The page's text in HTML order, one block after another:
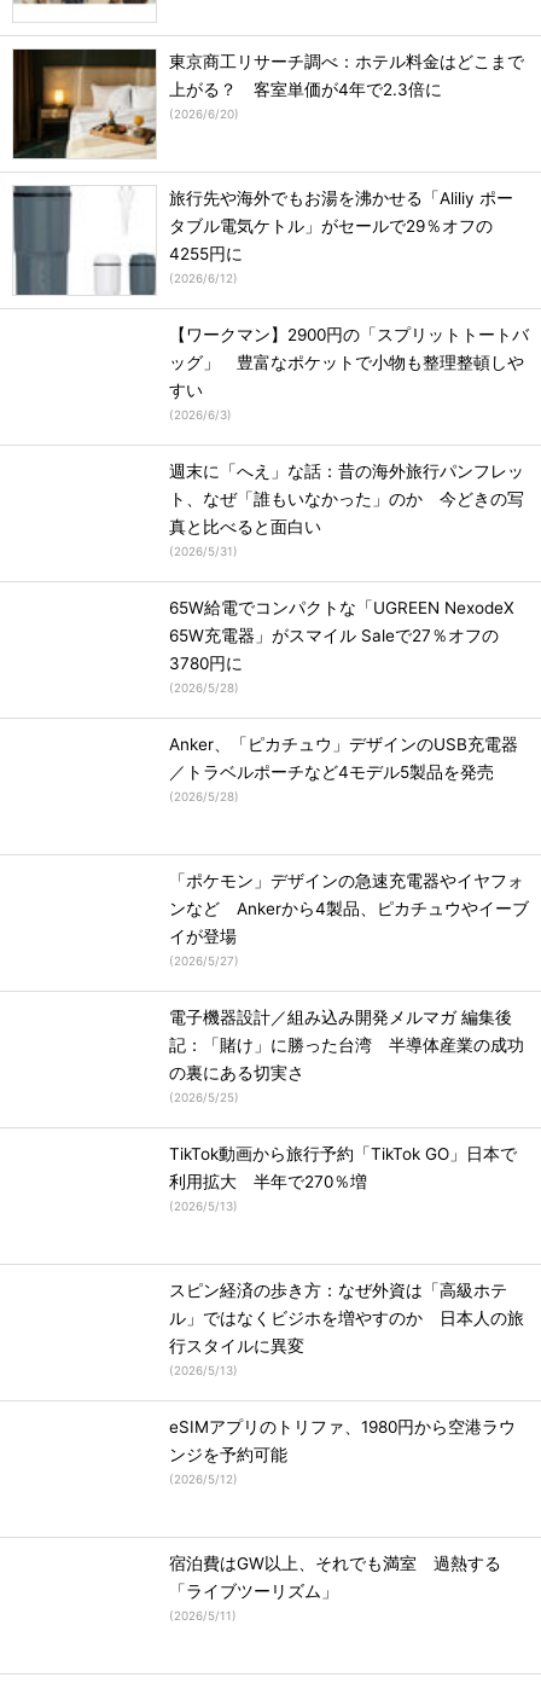
東京商工リサーチ調べ：ホテル料金はどこまで
上がる？ 客室単価が4年で2.3倍に
(2026/6/20)
旅行先や海外でもお湯を沸かせる「Aliliy ポー
タブル電気ケトル」がセールで29％オフの
4255円に
(2026/6/12)
【ワークマン】2900円の「スプリットトートバ
ッグ」 豊富なポケットで小物も整理整頓しや
すい
(2026/6/3)
週末に「へえ」な話：昔の海外旅行パンフレッ
ト、なぜ「誰もいなかった」のか 今どきの写
真と比べると面白い
(2026/5/31)
65W給電でコンパクトな「UGREEN NexodeX
65W充電器」がスマイル Saleで27％オフの
3780円に
(2026/5/28)
Anker、「ピカチュウ」デザインのUSB充電器
／トラベルポーチなど4モデル5製品を発売
(2026/5/28)
「ポケモン」デザインの急速充電器やイヤフォ
ンなど Ankerから4製品、ピカチュウやイーブ
イが登場
(2026/5/27)
電子機器設計／組み込み開発メルマガ 編集後
記：「賭け」に勝った台湾 半導体産業の成功
の裏にある切実さ
(2026/5/25)
TikTok動画から旅行予約「TikTok GO」日本で
利用拡大 半年で270％増
(2026/5/13)
スピン経済の歩き方：なぜ外資は「高級ホテ
ル」ではなくビジホを増やすのか 日本人の旅
行スタイルに異変
(2026/5/13)
eSIMアプリのトリファ、1980円から空港ラウ
ンジを予約可能
(2026/5/12)
宿泊費はGW以上、それでも満室 過熱する
「ライブツーリズム」
(2026/5/11)